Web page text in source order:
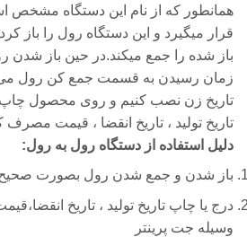
همانطور که از نام این دستگاه مشخص
قرار میگیرد و این دستگاه رول را باز
باز شده را جمع میکند.در حین باز شدن
زمان رسیدن به قسمت جمع کن رول می
تاریخ زن نصب کنیم و روی محصول چاپ
تاریخ تولید ، تاریخ انقضا ، قیمت مصرف
دلیل استفاده از دستگاه رول به رول:
باز شدن و جمع شدن رول بصورت صحیح
درج یا چاپ تاریخ تولید ، تاریخ
وسیله جت پرینتر